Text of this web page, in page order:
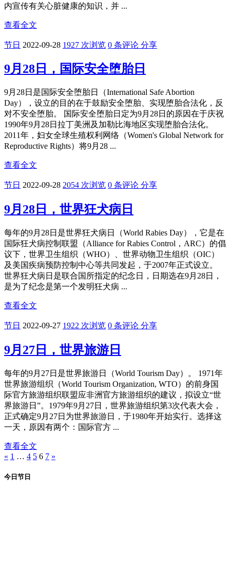
内宣传有关心脏健康的知识，并 ...
查看全文
节日 2022-09-28 1927 次浏览 0 条评论分享
9月28日，国际安全堕胎日
9月28日是国际安全堕胎日（International Safe Abortion
Day），设立的目的在于鼓励安全堕胎、实现堕胎合法化，反
对不安全堕胎。 国际安全堕胎日定为9月28日的原因在于庆祝
2011年，妇女全球生殖权利网络（Women's Global Network for